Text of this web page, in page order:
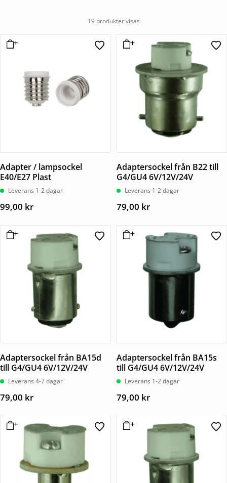
19 produkter visas
Adapter / lampsockel
E40/E27 Plast
Leverans 1-2 dagar
99,00 kr
Adaptersockel från B22 till
G4/GU4 6V/12V/24V
Leverans 1-2 dagar
79,00 kr
Adaptersockel från BA15d
till G4/GU4 6V/12V/24V
Leverans 4-7 dagar
79,00 kr
Adaptersockel från BA15s
till G4/GU4 6V/12V/24V
Leverans 1-2 dagar
79,00 kr